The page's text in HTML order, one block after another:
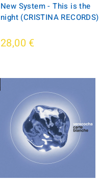
New System - This is the
night (CRISTINA RECORDS)
28,00 €